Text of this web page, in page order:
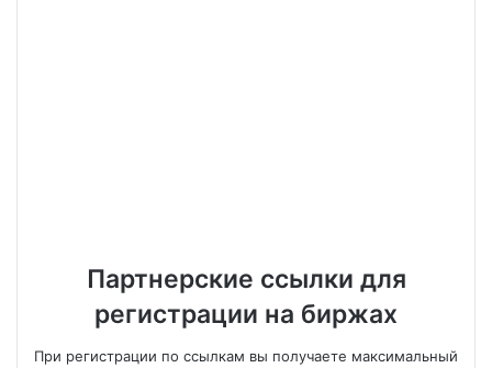
Партнерские ссылки для
регистрации на биржах
При регистрации по ссылкам вы получаете максимальный